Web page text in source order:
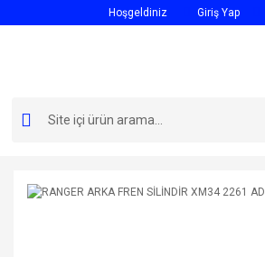
Hoşgeldiniz Giriş Yap